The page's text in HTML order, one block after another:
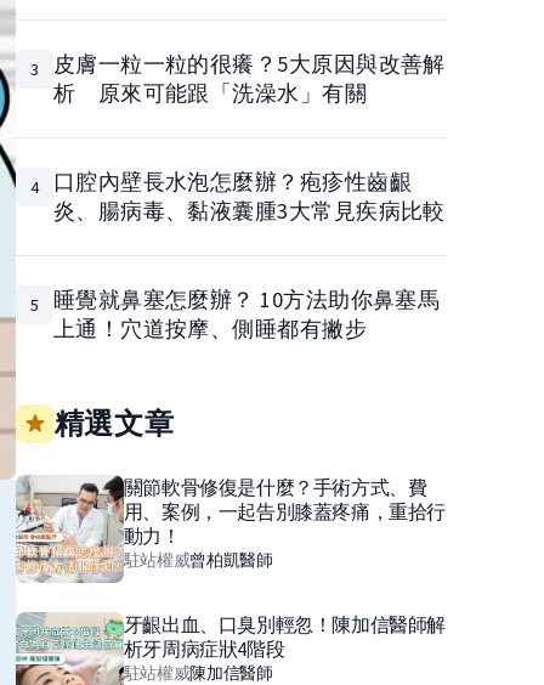
3
皮膚一粒一粒的很癢？5大原因與改善解
析 原來可能跟「洗澡水」有關
4
口腔內壁長水泡怎麼辦？疱疹性齒齦
炎、腸病毒、黏液囊腫3大常見疾病比較
5
睡覺就鼻塞怎麼辦？ 10方法助你鼻塞馬
上通！穴道按摩、側睡都有撇步
精選文章
關節軟骨修復是什麼？手術方式、費
用、案例，一起告別膝蓋疼痛，重拾行
動力！
駐站權威曾柏凱醫師
牙齦出血、口臭別輕忽！陳加信醫師解
析牙周病症狀4階段
駐站權威陳加信醫師